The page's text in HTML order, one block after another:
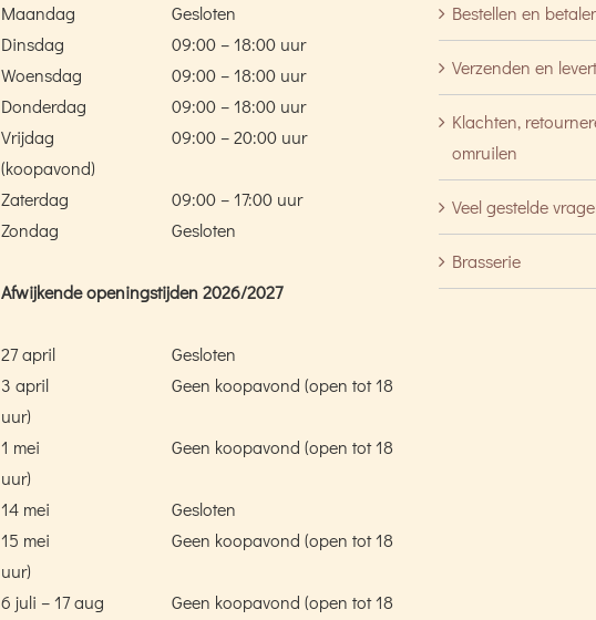
Maandag
Gesloten
Dinsdag
09:00 – 18:00 uur
Woensdag
09:00 – 18:00 uur
Donderdag
09:00 – 18:00 uur
Vrijdag
09:00 – 20:00 uur
(koopavond)
Zaterdag
09:00 – 17:00 uur
Zondag
Gesloten
Afwijkende openingstijden 2026/2027
27 april
Gesloten
3 april
Geen koopavond (open tot 18
uur)
1 mei
Geen koopavond (open tot 18
uur)
14 mei
Gesloten
15 mei
Geen koopavond (open tot 18
uur)
6 juli – 17 aug
Geen koopavond (open tot 18
Bestellen en
Verzenden en
Klachten,
omruilen
Veel gestelde
Brasserie